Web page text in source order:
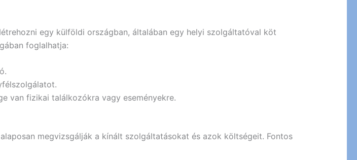
egy külföldi országban, általában egy helyi szolgáltatóval köt
foglalhatja:
van fizikai találkozókra vagy eseményekre.
megvizsgálják a kínált szolgáltatásokat és azok költségeit. Fontos